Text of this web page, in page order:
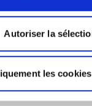
Autoriser la
les